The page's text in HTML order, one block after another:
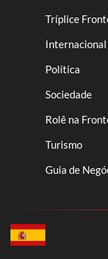
Tríplice
Internacional
Política
Sociedade
Rolê na
Turismo
Guia de